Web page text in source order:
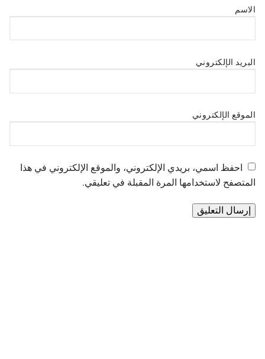
الاسم
البريد الإلكتروني
الموقع الإلكتروني
احفظ اسمي، بريدي الإلكتروني، والموقع الإلكتروني في هذا
المتصفح لاستخدامها المرة المقبلة في تعليقي.